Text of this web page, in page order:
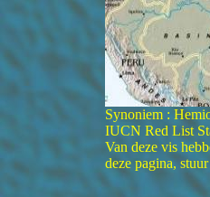
Synoniem :
IUCN Red List
Van deze vis
deze pagina,